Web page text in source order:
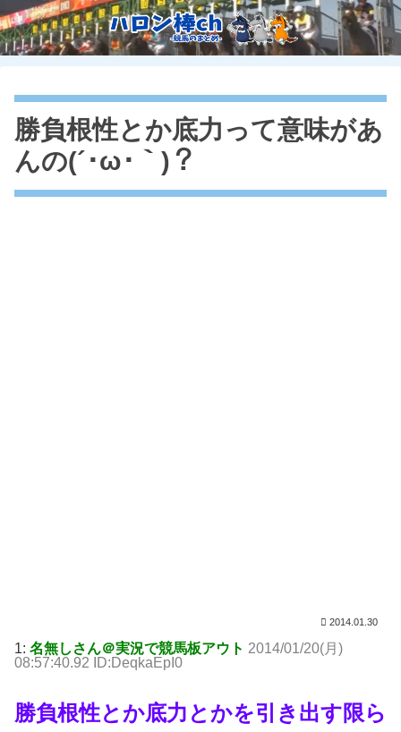
勝負根性とか底力って意味があ
んの(´･ω･｀)？
2014.01.30
1: 名無しさん＠実況で競馬板アウト 2014/01/20(月)
08:57:40.92 ID:DeqkaEpI0
勝負根性とか底力とかを引き出す限ら